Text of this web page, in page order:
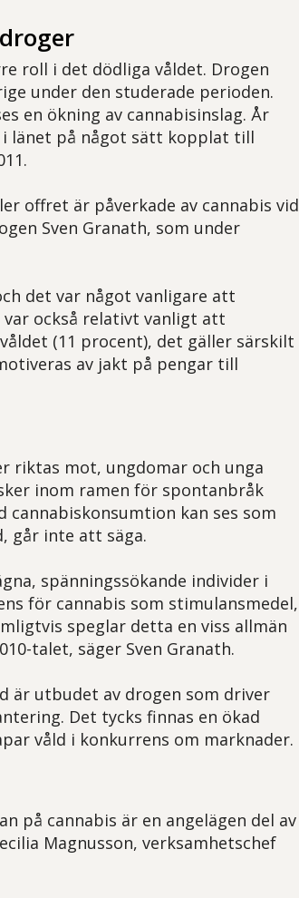
roll i det dödliga våldet. Drogen
under den studerade perioden.
en ökning av cannabisinslag. År
i länet på något sätt kopplat till
offret är påverkade av cannabis vid
Sven Granath, som under
det var något vanligare att
också relativt vanligt att
(11 procent), det gäller särskilt
av jakt på pengar till
riktas mot, ungdomar och unga
inom ramen för spontanbråk
kan ses som
går inte att säga.
spänningssökande individer i
för cannabis som stimulansmedel,
speglar detta en viss allmän
talet, säger Sven Granath.
är utbudet av drogen som driver
Det tycks finnas en ökad
våld i konkurrens om marknader.
på cannabis är en angelägen del av
Magnusson, verksamhetschef